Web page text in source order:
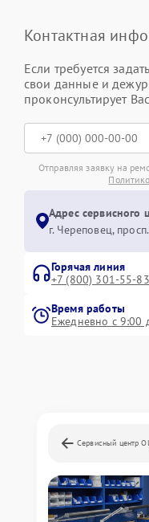
Контактная
Если требуется
свои данные и
проконсультирует
Отправляя заявку на
Адрес сервисного
г. Череповец,
Горячая линия
+7 (800) 301-55-83
Время работы
Ежедневно с 9:00
Сервисный центр